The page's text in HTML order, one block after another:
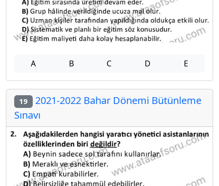
A B C D E
19 2021-2022 Bahar Dönemi Bütünleme
Sınavı